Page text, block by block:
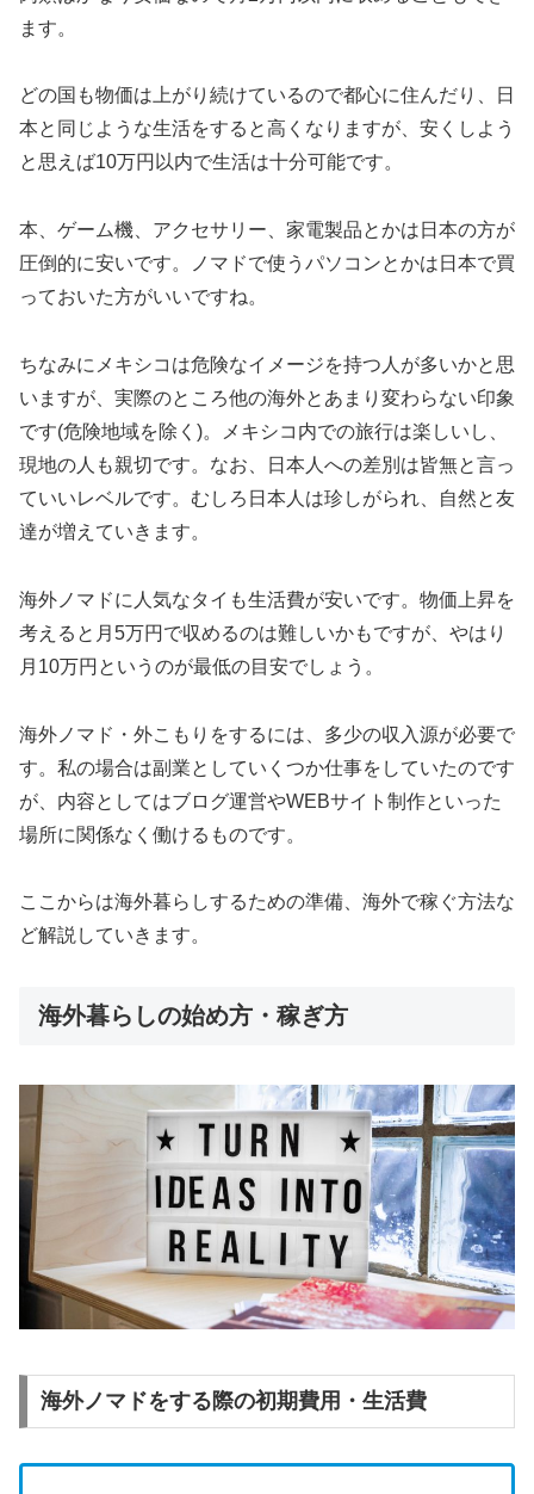
ます。
どの国も物価は上がり続けているので都心に住んだり、日
本と同じような生活をすると高くなりますが、安くしよう
と思えば10万円以内で生活は十分可能です。
本、ゲーム機、アクセサリー、家電製品とかは日本の方が
圧倒的に安いです。ノマドで使うパソコンとかは日本で買
っておいた方がいいですね。
ちなみにメキシコは危険なイメージを持つ人が多いかと思
いますが、実際のところ他の海外とあまり変わらない印象
です(危険地域を除く)。メキシコ内での旅行は楽しいし、
現地の人も親切です。なお、日本人への差別は皆無と言っ
ていいレベルです。むしろ日本人は珍しがられ、自然と友
達が増えていきます。
海外ノマドに人気なタイも生活費が安いです。物価上昇を
考えると月5万円で収めるのは難しいかもですが、やはり
月10万円というのが最低の目安でしょう。
海外ノマド・外こもりをするには、多少の収入源が必要で
す。私の場合は副業としていくつか仕事をしていたのです
が、内容としてはブログ運営やWEBサイト制作といった
場所に関係なく働けるものです。
ここからは海外暮らしするための準備、海外で稼ぐ方法な
ど解説していきます。
海外暮らしの始め方・稼ぎ方
海外ノマドをする際の初期費用・生活費